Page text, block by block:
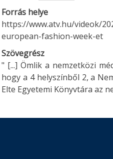
Forrás helye
https://www.atv.hu/videok/
european-fashion-week-et
Szövegrész
" [...] Ömlik a nemzetközi
hogy a 4 helyszínből 2, a
Elte Egyetemi Könyvtára az